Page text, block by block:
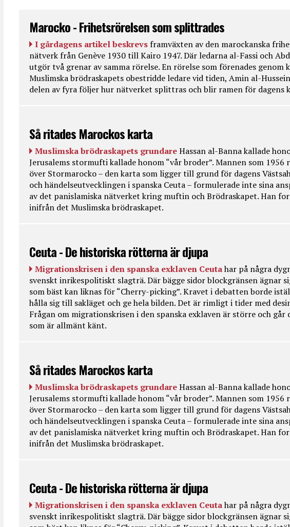
Marocko - Frihetsrörelsen som splittrades
I gårdagens artikel beskrevs framväxten av den marockanska
nätverk från Genève 1930 till Kairo 1947. Där ledarna al-Fassi och
utgör två grenar av samma rörelse. En rörelse som förenades
Muslimska brödraskapets obestridde ledare vid tiden, Amin al-
delen av fyra följer hur nätverket splittras och blir ramen för dagens
Så ritades Marockos karta
Muslimska brödraskapets grundareHassan al-Banna kallade
Jerusalems stormufti kallade honom “vår broder”. Mannen som 1956
över Stormarocko – den karta som ligger till grund för dagens
och händelseutvecklingen i spanska Ceuta – formulerade inte sina
av det panislamiska nätverket kring muftin och Brödraskapet. Han
inifrån det Muslimska brödraskapet.
Ceuta - De historiska rötterna är djupa
Migrationskrisen i den spanska exklaven Ceutahar på några
svenskt inrikespolitiskt slagträ. Där bägge sidor blockgränsen ägnar
som bäst kan liknas för “Cherry-picking”. Kravet i debatten borde
hålla sig till sakläget och ge hela bilden. Det är rimligt i tider med
Frågan om migrationskrisen i den spanska exklaven är större och går
som är allmänt känt.
Så ritades Marockos karta
Muslimska brödraskapets grundareHassan al-Banna kallade
Jerusalems stormufti kallade honom “vår broder”. Mannen som 1956
över Stormarocko – den karta som ligger till grund för dagens
och händelseutvecklingen i spanska Ceuta – formulerade inte sina
av det panislamiska nätverket kring muftin och Brödraskapet. Han
inifrån det Muslimska brödraskapet.
Ceuta - De historiska rötterna är djupa
Migrationskrisen i den spanska exklaven Ceutahar på några
svenskt inrikespolitiskt slagträ. Där bägge sidor blockgränsen ägnar